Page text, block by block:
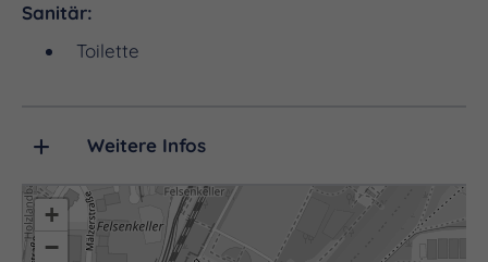
Innenbereich sowie im Außenbereich mit Blick ins
Sanitär:
Toilette
Weitere Infos
+
−